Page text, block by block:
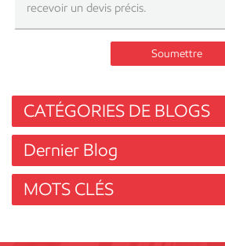
Soumettre
CATÉGORIES DE BLOGS
Dernier Blog
MOTS CLÉS